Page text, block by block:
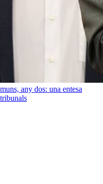
any dos: una entesa